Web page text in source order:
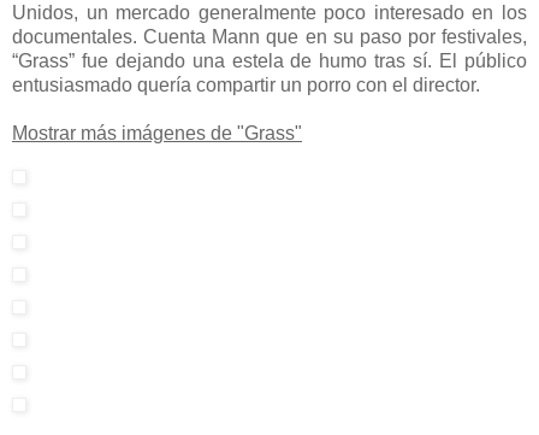
Unidos, un mercado generalmente poco interesado en los
documentales. Cuenta Mann que en su paso por festivales,
“Grass” fue dejando una estela de humo tras sí. El público
entusiasmado quería compartir un porro con el director.
Mostrar más imágenes de "Grass"